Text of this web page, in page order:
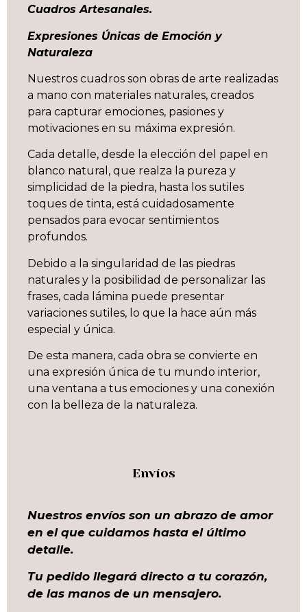
Cuadros Artesanales.
Expresiones Únicas de Emoción y
Naturaleza
Nuestros cuadros son obras de arte realizadas
a mano con materiales naturales, creados
para capturar emociones, pasiones y
motivaciones en su máxima expresión.
Cada detalle, desde la elección del papel en
blanco natural, que realza la pureza y
simplicidad de la piedra, hasta los sutiles
toques de tinta, está cuidadosamente
pensados para evocar sentimientos
profundos.
Debido a la singularidad de las piedras
naturales y la posibilidad de personalizar las
frases, cada lámina puede presentar
variaciones sutiles, lo que la hace aún más
especial y única.
De esta manera, cada obra se convierte en
una expresión única de tu mundo interior,
una ventana a tus emociones y una conexión
con la belleza de la naturaleza.
Envíos
Nuestros envíos son un abrazo de amor
en el que cuidamos hasta el último
detalle.
Tu pedido llegará directo a tu corazón,
de las manos de un mensajero.